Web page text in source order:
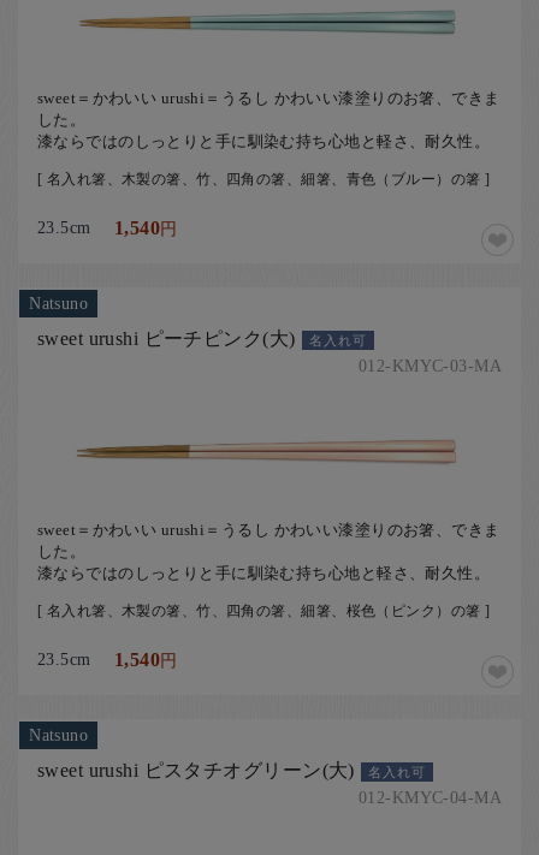
sweet＝かわいい urushi＝うるし かわいい漆塗りのお箸、できま
した。
漆ならではのしっとりと手に馴染む持ち心地と軽さ、耐久性。
[ 名入れ箸、木製の箸、竹、四角の箸、細箸、青色（ブルー）の箸 ]
23.5cm 1,540円
Natsuno
sweet urushi ピーチピンク(大) 名入れ可
012-KMYC-03-MA
sweet＝かわいい urushi＝うるし かわいい漆塗りのお箸、できま
した。
漆ならではのしっとりと手に馴染む持ち心地と軽さ、耐久性。
[ 名入れ箸、木製の箸、竹、四角の箸、細箸、桜色（ピンク）の箸 ]
23.5cm 1,540円
Natsuno
sweet urushi ピスタチオグリーン(大) 名入れ可
012-KMYC-04-MA